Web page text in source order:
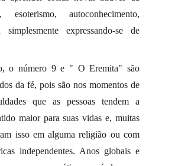
esoterismo, autoconhecimento,
simplesmente expressando-se de
o número 9 e " O Eremita" são
da fé, pois são nos momentos de
que as pessoas tendem a
maior para suas vidas e, muitas
isso em alguma religião ou com
independentes. Anos globais e